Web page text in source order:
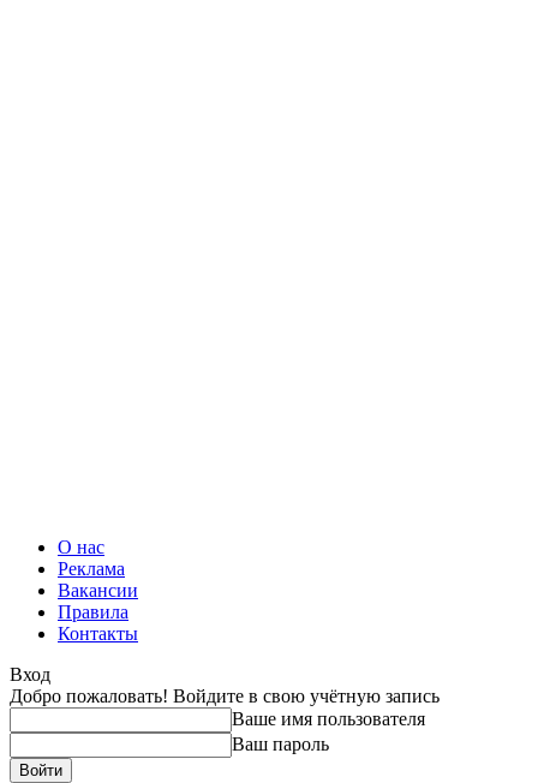
О нас
Реклама
Вакансии
Правила
Контакты
Вход
Добро пожаловать! Войдите в свою учётную запись
Ваше имя пользователя
Ваш пароль